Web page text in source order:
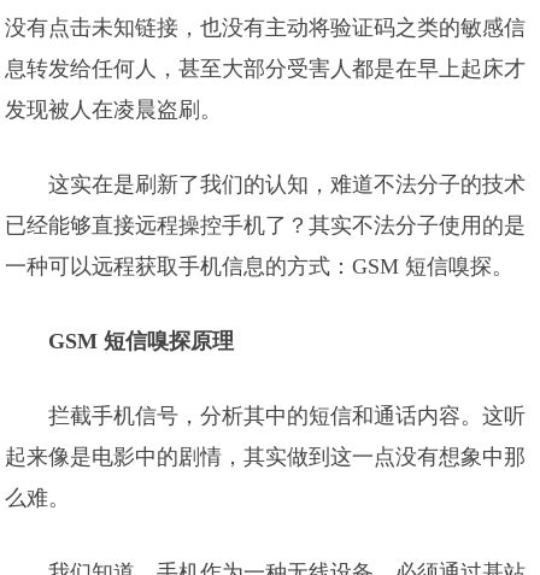
没有点击未知链接，也没有主动将验证码之类的敏感信
息转发给任何人，甚至大部分受害人都是在早上起床才
发现被人在凌晨盗刷。
这实在是刷新了我们的认知，难道不法分子的技术
已经能够直接远程操控手机了？其实不法分子使用的是
一种可以远程获取手机信息的方式：GSM 短信嗅探。
GSM 短信嗅探原理
拦截手机信号，分析其中的短信和通话内容。这听
起来像是电影中的剧情，其实做到这一点没有想象中那
么难。